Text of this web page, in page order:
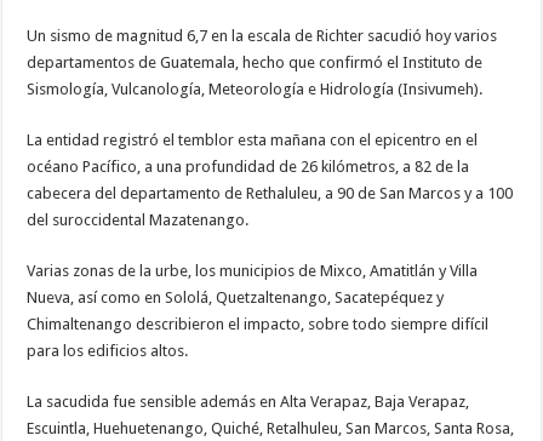
Un sismo de magnitud 6,7 en la escala de Richter sacudió hoy varios
departamentos de Guatemala, hecho que confirmó el Instituto de
Sismología, Vulcanología, Meteorología e Hidrología (Insivumeh).
La entidad registró el temblor esta mañana con el epicentro en el
océano Pacífico, a una profundidad de 26 kilómetros, a 82 de la
cabecera del departamento de Rethaluleu, a 90 de San Marcos y a 100
del suroccidental Mazatenango.
Varias zonas de la urbe, los municipios de Mixco, Amatitlán y Villa
Nueva, así como en Sololá, Quetzaltenango, Sacatepéquez y
Chimaltenango describieron el impacto, sobre todo siempre difícil
para los edificios altos.
La sacudida fue sensible además en Alta Verapaz, Baja Verapaz,
Escuintla, Huehuetenango, Quiché, Retalhuleu, San Marcos, Santa Rosa,